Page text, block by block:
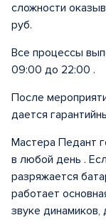
сложности
руб.
Все процессы
09:00 до 22:00 .
После
дается
Мастера Педант
в любой день .
разряжается
работает
звуке